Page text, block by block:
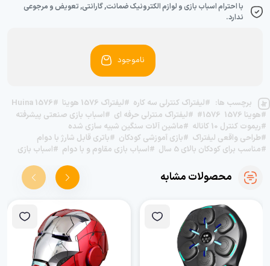
با احترام اسباب بازی و لوازم الکترونیک ضمانت, گارانتی, تعویض و مرجوعی
ندارد.
ناموجود
برچسب ها: #لیفتراک کنترلی سه کاره #لیفتراک 1576 هوینا
#Huina 1576
#هوینا 1576
#1576 #لیفتراک منترلی حرفه ای #اسباب بازی صنعتی پیشرفته
#ریموت کنترل 10 کاناله
#ماشین آلات سنگین شبیه سازی شده
#طراحی واقعی لیفتراک #بازی آموزشی کودکان #باتری قابل شارژ با دوام
#مناسب برای کودکان بالای 5 سال
#اسباب بازی مقاوم و با دوام #اسباب بازی
محصولات مشابه